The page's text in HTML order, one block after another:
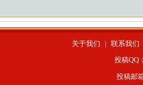
关于我们 联系我们
投稿QQ
投稿邮